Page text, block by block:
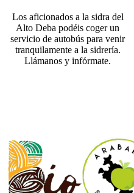
Los aficionados a la sidra del
Alto Deba podéis coger un
servicio de autobús para venir
tranquilamente a la sidrería.
Llámanos y infórmate.